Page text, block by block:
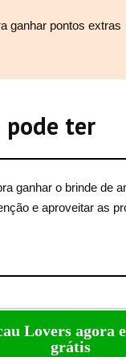
ganhar pontos extras
pode ter
ganhar o brinde de
e aproveitar as
Lovers agora
grátis